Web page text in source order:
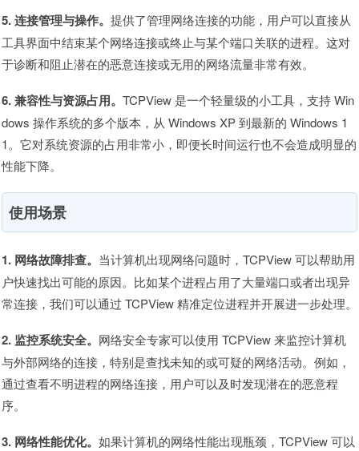
5. 连接管理与操作。 提供了管理网络连接的功能，用户可以直接从
工具界面中结束某个网络连接或终止与某个端口关联的进程。这对
于诊断和阻止潜在的恶意连接或无用的网络流量非常有效。
6. 兼容性与资源占用。 TCPView 是一个轻量级的小工具，支持 Win
dows 操作系统的多个版本，从 Windows XP 到最新的 Windows 1
1。它对系统资源的占用非常小，即便长时间运行也不会造成明显的
性能下降。
使用场景
1. 网络故障排查。 当计算机出现网络问题时，TCPView 可以帮助用
户快速找出可能的原因。比如某个进程占用了大量端口或者出现异
常连接，我们可以通过 TCPView 精准定位进程并开展进一步处理。
2. 监控系统安全。 网络安全专家可以使用 TCPView 来监控计算机
与外部网络的连接，特别是查找未知的或可疑的网络活动。例如，
通过查看不明进程的网络连接，用户可以及时发现潜在的恶意程
序。
3. 网络性能优化。 如果计算机的网络性能出现瓶颈，TCPView 可以